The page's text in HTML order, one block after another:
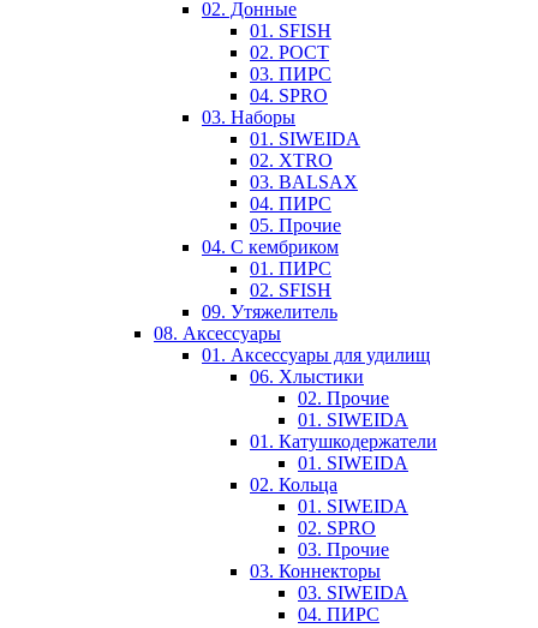
02. Донные
01. SFISH
02. РОСТ
03. ПИРС
04. SPRO
03. Наборы
01. SIWEIDA
02. XTRO
03. BALSAX
04. ПИРС
05. Прочие
04. С кембриком
01. ПИРС
02. SFISH
09. Утяжелитель
08. Аксессуары
01. Аксессуары для удилищ
06. Хлыстики
02. Прочие
01. SIWEIDA
01. Катушкодержатели
01. SIWEIDA
02. Кольца
01. SIWEIDA
02. SPRO
03. Прочие
03. Коннекторы
03. SIWEIDA
04. ПИРС